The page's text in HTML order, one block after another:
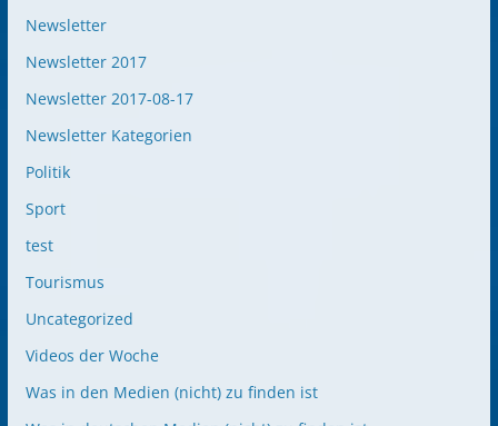
Newsletter
Newsletter 2017
Newsletter 2017-08-17
Newsletter Kategorien
Politik
Sport
test
Tourismus
Uncategorized
Videos der Woche
Was in den Medien (nicht) zu finden ist